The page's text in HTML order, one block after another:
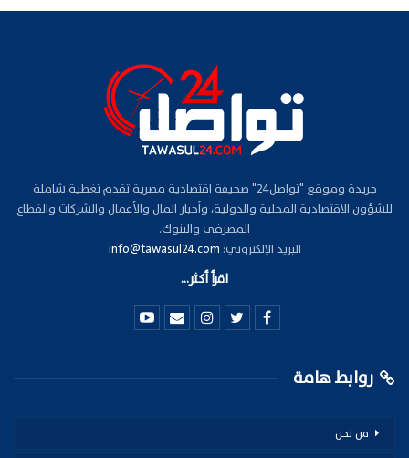
جريدة وموقع "تواصل24" صحيفة اقتصادية مصرية تقدم تغطية شاملة
للشؤون الاقتصادية المحلية والدولية، وأخبار المال والأعمال والشركات والقطاع
المصرفي والبنوك.
البريد الإلكتروني: info@tawasul24.com
اقرأ أكثر...
روابط هامة
من نحن